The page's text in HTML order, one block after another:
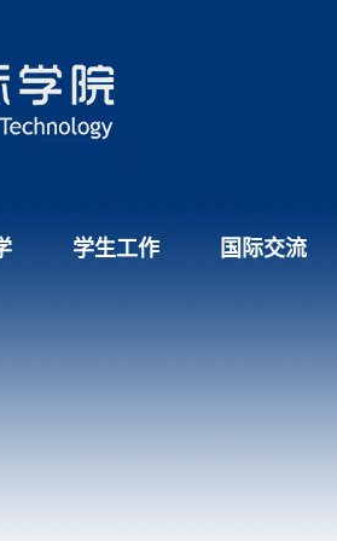
学生工作 国际交流